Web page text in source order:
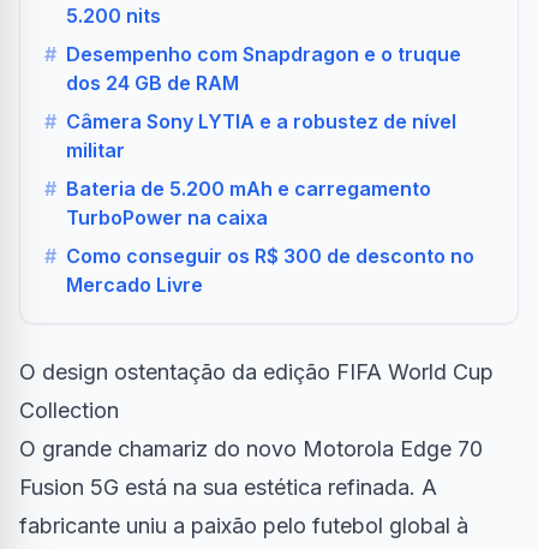
5.200 nits
# Desempenho com Snapdragon e o truque
dos 24 GB de RAM
# Câmera Sony LYTIA e a robustez de nível
militar
# Bateria de 5.200 mAh e carregamento
TurboPower na caixa
# Como conseguir os R$ 300 de desconto no
Mercado Livre
O design ostentação da edição FIFA World Cup
Collection
O grande chamariz do novo Motorola Edge 70
Fusion 5G está na sua estética refinada. A
fabricante uniu a paixão pelo futebol global à